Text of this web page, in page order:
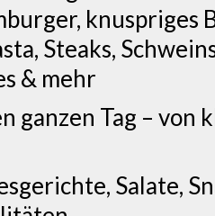
knuspriges
Steaks,
& mehr
ganzen Tag – von
Salate,